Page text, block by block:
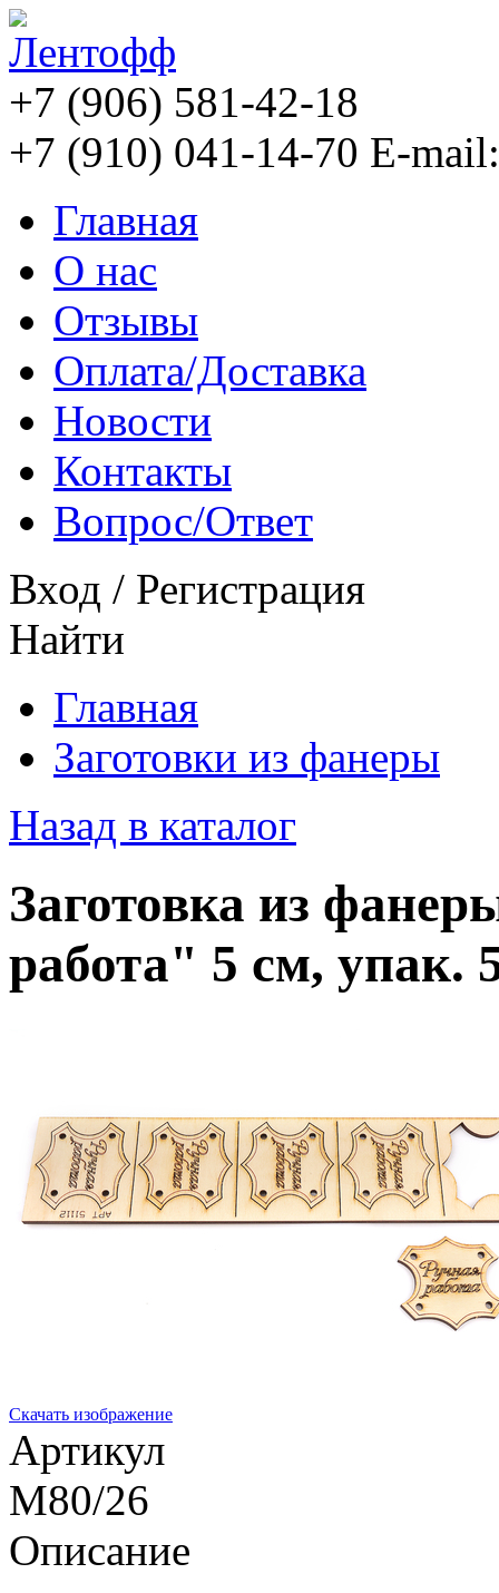
+7 (906) 581-42-18
+7 (910) 041-14-70 E-
Главная
О нас
Отзывы
Оплата/Доставка
Новости
Контакты
Вопрос/Ответ
Вход / Регистрация
Найти
Главная
Заготовки из фанеры
Назад в каталог
Заготовка из
работа" 5 см, упак.
Скачать изображение
Артикул
M80/26
Описание